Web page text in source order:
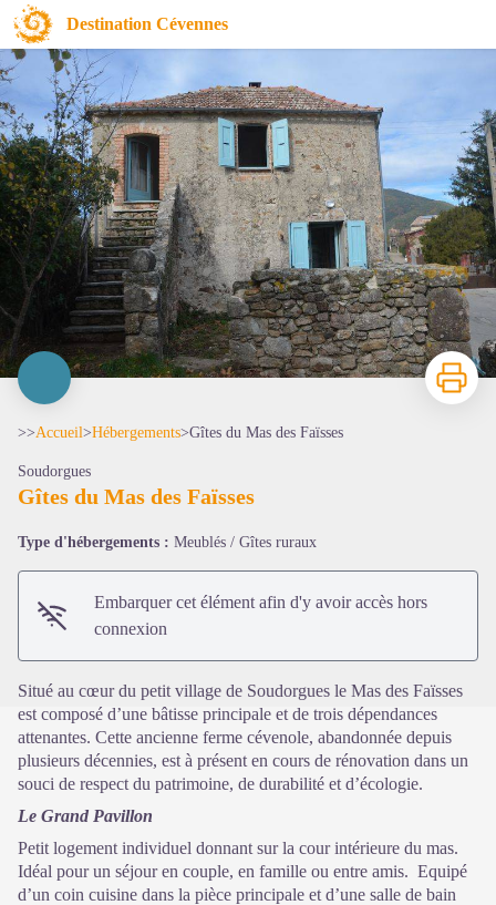
Destination Cévennes
Gîtes du Mas des Faïsses
Voir l'image en plein écran
Imprimer
>>Accueil>Hébergements>Gîtes du Mas des Faïsses
Soudorgues
Gîtes du Mas des Faïsses
Type d'hébergements : Meublés / Gîtes ruraux
Embarquer cet élément afin d'y avoir accès hors
connexion
Situé au cœur du petit village de Soudorgues le Mas des Faïsses
est composé d’une bâtisse principale et de trois dépendances
attenantes. Cette ancienne ferme cévenole, abandonnée depuis
plusieurs décennies, est à présent en cours de rénovation dans un
souci de respect du patrimoine, de durabilité et d’écologie.
Le Grand Pavillon
Petit logement individuel donnant sur la cour intérieure du mas.
Idéal pour un séjour en couple, en famille ou entre amis. Equipé
d’un coin cuisine dans la pièce principale et d’une salle de bain